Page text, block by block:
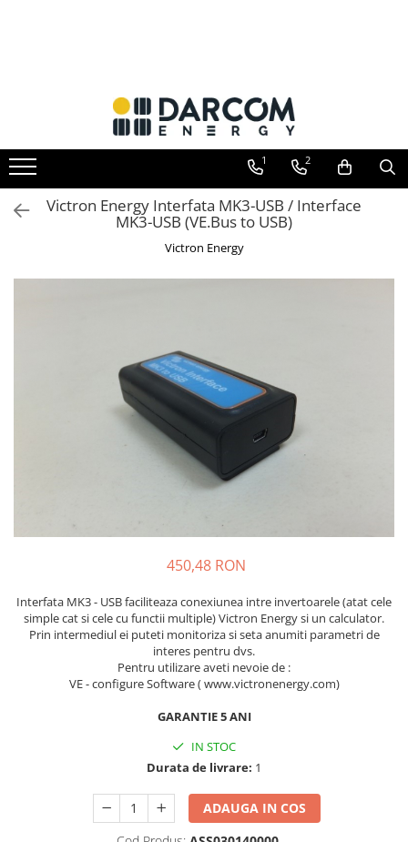
Residential
Industrial
Invertoare hibrid
Multiplus
Invertoare On-Grid uz rezidențial
Invertoare On-Grid uz industrial
Convertoare DC-DC
Cabluri si interfete
Incarcatoare de retea
Acumulatori
Plumb Carbon
1 2
Victron Energy Interfata MK3-USB / Interface
MK3-USB (VE.Bus to USB)
Victron Energy
450,48 RON
Interfata MK3 - USB faciliteaza conexiunea intre invertoarele (atat cele
simple cat si cele cu functii multiple) Victron Energy si un calculator.
Prin intermediul ei puteti monitoriza si seta anumiti parametri de
interes pentru dvs.
Pentru utilizare aveti nevoie de :
VE - configure Software ( www.victronenergy.com)
GARANTIE 5 ANI
IN STOC
Durata de livrare: 1
ADAUGA IN COS